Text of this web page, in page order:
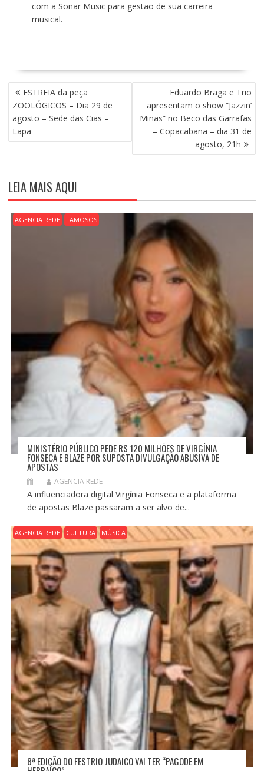
com a Sonar Music para gestão de sua carreira
musical.
N
A
V
G
Ã
O
D
E
P
ESTREIA da peça
ZOOLÓGICOS – Dia 29 de
agosto – Sede das Cias –
Lapa
Eduardo Braga e Trio
apresentam o show “Jazzin’
Minas” no Beco das Garrafas
– Copacabana – dia 31 de
agosto, 21h
LEIA MAIS AQUI
AGENCIA REDE FAMOSOS
MINISTÉRIO PÚBLICO PEDE R$ 120 MILHÕES DE VIRGÍNIA
FONSECA E BLAZE POR SUPOSTA DIVULGAÇÃO ABUSIVA DE
APOSTAS
AGENCIA REDE
A influenciadora digital Virgínia Fonseca e a plataforma
de apostas Blaze passaram a ser alvo de...
AGENCIA REDE CULTURA MÚSICA
8ª EDIÇÃO DO FESTRIO JUDAICO VAI TER “PAGODE EM